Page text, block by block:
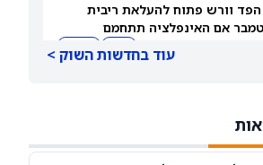
הפד וורש פתוח להעלאת ריבית
אם האינפלציה תתחמם
את מחיר היעד
עוד בחדשות השוק >